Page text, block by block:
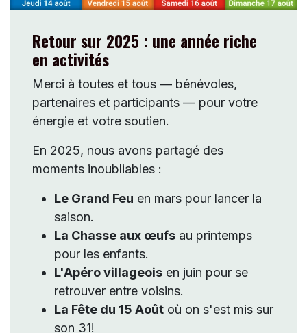
Retour sur 2025 : une année riche
en activités
Merci à toutes et tous — bénévoles,
partenaires et participants — pour votre
énergie et votre soutien.
En 2025, nous avons partagé des
moments inoubliables :
Le Grand Feu en mars pour lancer la
saison.
La Chasse aux œufs au printemps
pour les enfants.
L'Apéro villageois en juin pour se
retrouver entre voisins.
La Fête du 15 Août où on s'est mis sur
son 31!